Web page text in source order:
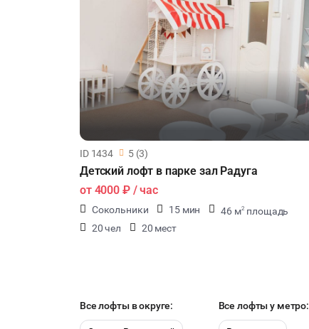
ID 1434 5 (3)
Детский лофт в парке зал Радуга
от 4000 ₽/ час
Сокольники 15 мин 46 м2 площадь
20 чел
20 мест
Все лофты в округе: Все лофты у метро: